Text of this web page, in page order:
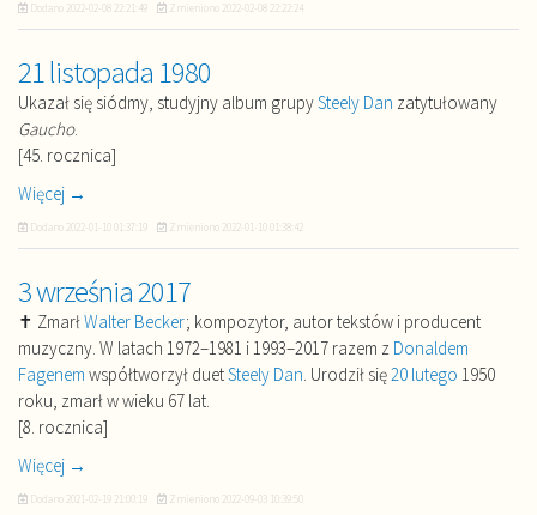
Dodano 2022-02-08 22:21:49 Zmieniono 2022-02-08 22:22:24
21 listopada 1980
Ukazał się siódmy, studyjny album grupySteely Dan zatytułowany
Gaucho.
[45. rocznica]
Więcej →
Dodano 2022-01-10 01:37:19 Zmieniono 2022-01-10 01:38:42
3 września 2017
✝ ZmarłWalter Becker; kompozytor, autor tekstów i producent
muzyczny. W latach 1972–1981 i 1993–2017 razem z Donaldem
Fagenem współtworzył duetSteely Dan. Urodził się20 lutego 1950
roku, zmarł w wieku 67 lat.
[8. rocznica]
Więcej →
Dodano 2021-02-19 21:00:19 Zmieniono 2022-09-03 10:39:50